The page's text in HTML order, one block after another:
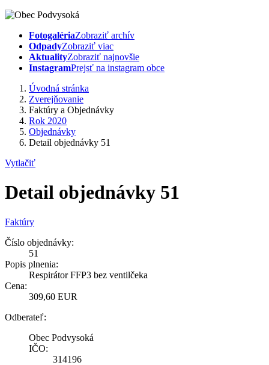
FotogalériaZobraziť archív
OdpadyZobraziť viac
AktualityZobraziť najnovšie
InstagramPrejsť na instagram obce
Úvodná stránka
Zverejňovanie
Faktúry a Objednávky
Rok 2020
Objednávky
Detail objednávky 51
Vytlačiť
Detail objednávky 51
Faktúry
Číslo objednávky:
51
Popis plnenia:
Respirátor FFP3 bez ventilčeka
Cena:
309,60 EUR
Odberateľ:
Obec Podvysoká
IČO:
314196